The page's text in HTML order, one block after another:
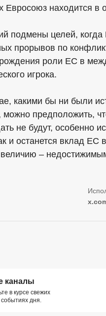
Евросоюз находится
подмены целей,
прорывов по
роли ЕС в
игрока.
какими бы ни были
можно предположить,
не будут, особенно
и останется вклад
–
каналы
в курсе свежих
дня.